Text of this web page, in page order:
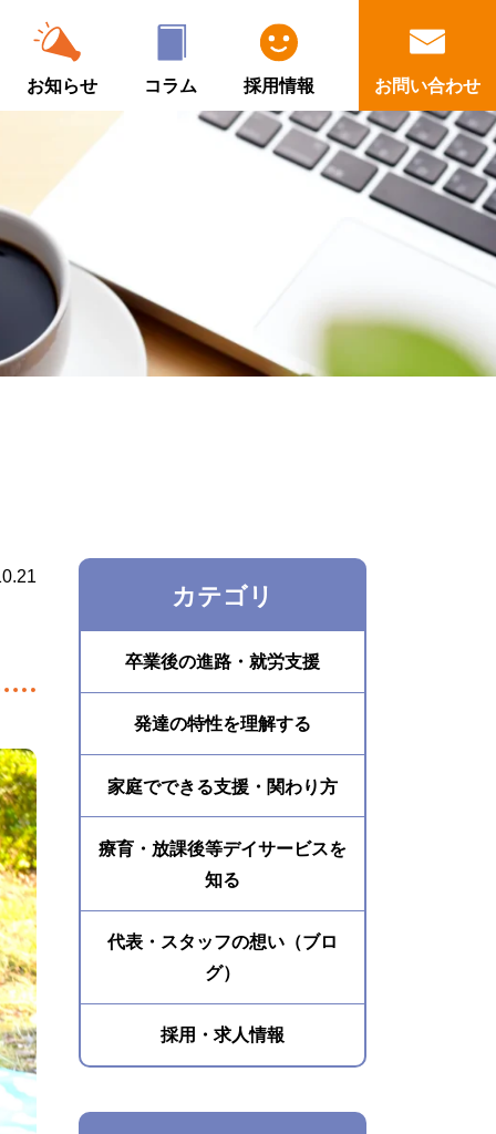
お知らせ コラム 採用情報 お問い合わせ
カテゴリ
卒業後の進路・就労支援
発達の特性を理解する
家庭でできる支援・関わり方
療育・放課後等デイサービスを
知る
代表・スタッフの想い（ブロ
グ）
採用・求人情報